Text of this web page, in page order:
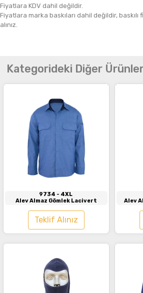
Fiyatlara KDV dahil değildir.
Fiyatlara marka baskıları dahil değildir,
alınız.
Kategorideki Diğer
9734 - 4XL
Alev Almaz Gömlek Lacivert
Teklif Alınız
Alev